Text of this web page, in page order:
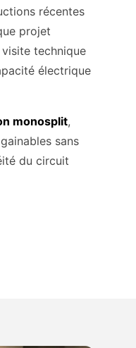
récentes
projet
technique
électrique
monosplit,
sans
du circuit